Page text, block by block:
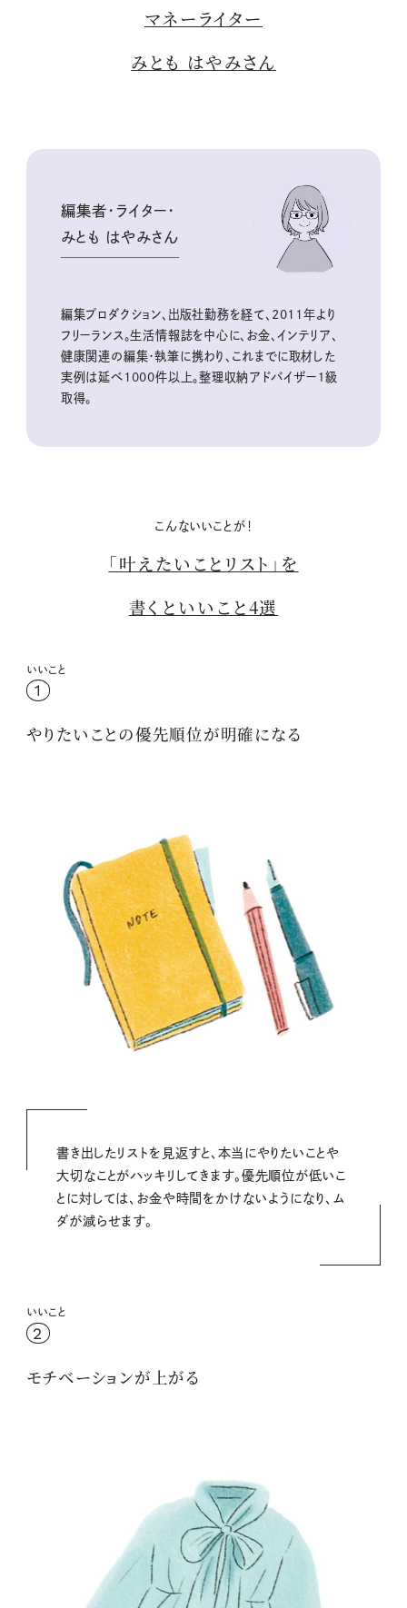
マネーライター
みとも はやみさん
編集者・ライター・
みとも はやみさん
編集プロダクション、出版社勤務を経て、2011年より
フリーランス。生活情報誌を中心に、お金、インテリア、
健康関連の編集・執筆に携わり、これまでに取材した
実例は延べ1000件以上。整理収納アドバイザー１級
取得。
こんないいことが！
「叶えたいことリスト」を
書くといいこと4選
いいこと
1
やりたいことの優先順位が明確になる
書き出したリストを見返すと、本当にやりたいことや
大切なことがハッキリしてきます。優先順位が低いこ
とに対しては、お金や時間をかけないようになり、ム
ダが減らせます。
いいこと
2
モチベーションが上がる